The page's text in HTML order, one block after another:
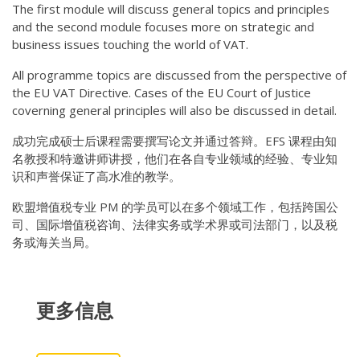
The first module will discuss general topics and principles
and the second module focuses more on strategic and
business issues touching the world of VAT.
All programme topics are discussed from the perspective of
the EU VAT Directive. Cases of the EU Court of Justice
coverning general principles will also be discussed in detail.
成功完成硕士后课程需要撰写论文并通过答辩。EFS 课程由知
名教授和特邀讲师讲授，他们在各自专业领域的经验、专业知
识和声誉保证了高水准的教学。
欧盟增值税专业 PM 的学员可以在多个领域工作，包括跨国公
司、国际增值税咨询、法律实务或学术界或司法部门，以及税
务或海关当局。
更多信息